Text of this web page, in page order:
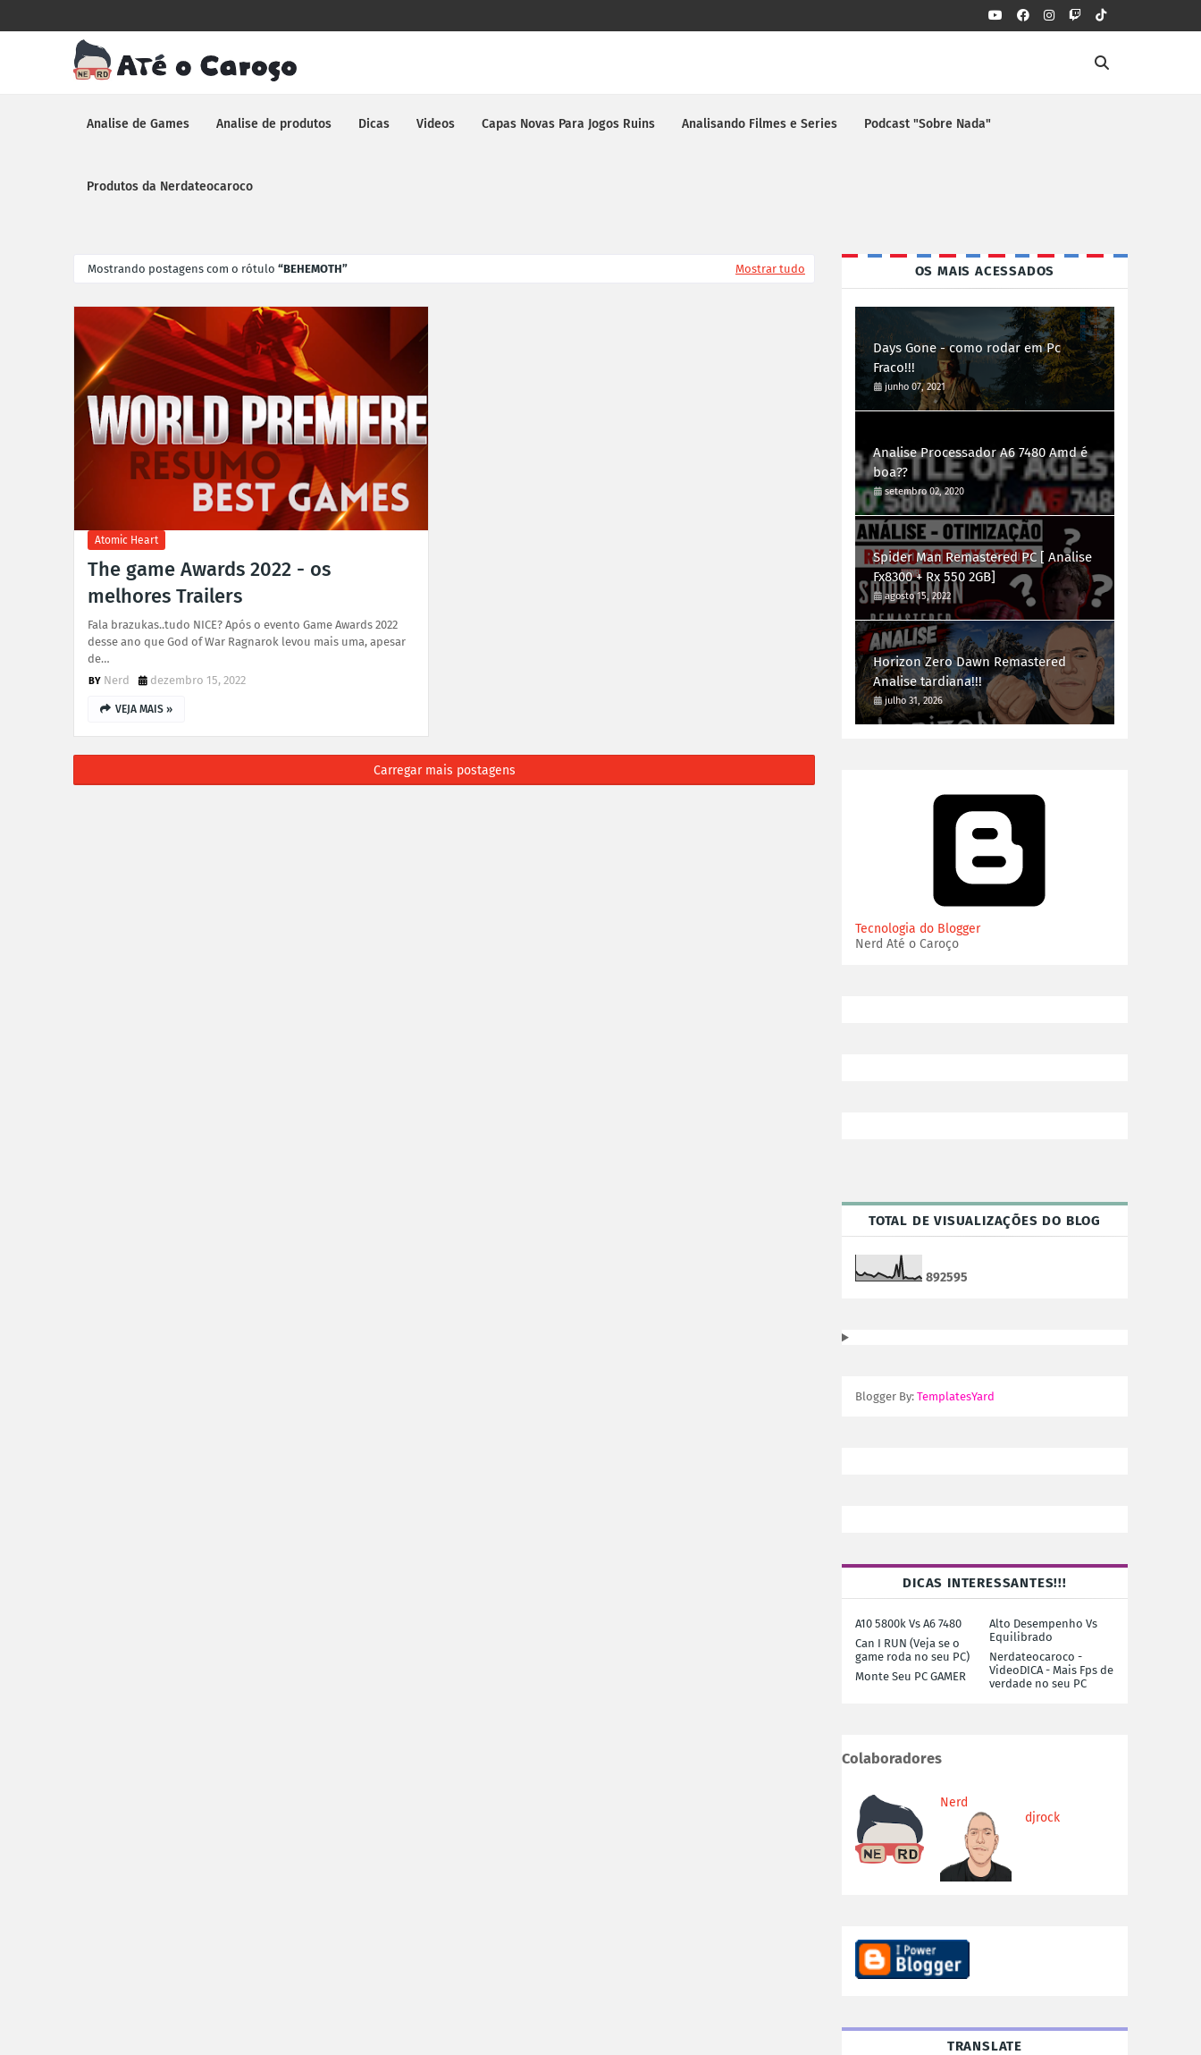
Analise de Games Analise de produtos Dicas Videos Capas Novas Para Jogos Ruins Analisando Filmes e Series Podcast "Sobre Nada"
Produtos da Nerdateocaroco
Mostrando postagens com o rótulo BEHEMOTH Mostrar tudo
Atomic Heart
The game Awards 2022 - os
melhores Trailers
Fala brazukas..tudo NICE? Após o evento Game Awards 2022
desse ano que God of War Ragnarok levou mais uma, apesar
de…
Nerd
dezembro 15, 2022
VEJA MAIS »
Carregar mais postagens
OS MAIS ACESSADOS
Days Gone - como rodar em Pc
Fraco!!!
junho 07, 2021
Analise Processador A6 7480 Amd é
boa??
setembro 02, 2020
Spider Man Remastered PC [ Analise
Fx8300 + Rx 550 2GB]
agosto 15, 2022
Horizon Zero Dawn Remastered
Analise tardiana!!!
julho 31, 2026
Tecnologia do Blogger
Nerd Até o Caroço
TOTAL DE VISUALIZAÇÕES DO BLOG
892595
Blogger By: TemplatesYard
DICAS INTERESSANTES!!!
A10 5800k Vs A6 7480
Alto Desempenho Vs
Equilibrado
Can I RUN (Veja se o
game roda no seu PC)
Nerdateocaroco -
VideoDICA - Mais Fps de
verdade no seu PC
Monte Seu PC GAMER
Colaboradores
Nerd
djrock
TRANSLATE